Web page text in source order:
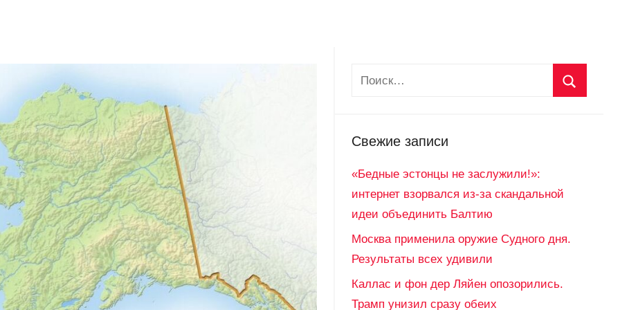
Свежие записи
«Бедные эстонцы не заслужили!»:
интернет взорвался из-за скандальной
идеи объединить Балтию
Москва применила оружие Судного дня.
Результаты всех удивили
Каллас и фон дер Ляйен опозорились.
Трамп унизил сразу обеих